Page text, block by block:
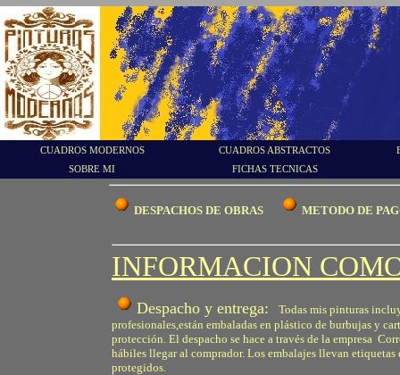
CUADROS MODERNOS CUADROS ABSTRACTOS
SOBRE MI
FICHAS TECNICAS
DESPACHOS DE OBRAS METODO DE
INFORMACION
Despacho y entrega:
Todas mis pinturas
profesionales,están embaladas en plástico de burbujas y
protección. El despacho se hace a través de la empresa
hábiles llegar al comprador. Los embalajes llevan
protegidos.